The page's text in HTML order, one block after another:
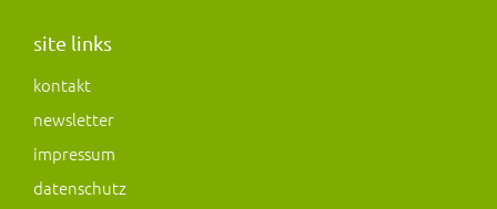
a
r
a
m
b
o
k
site links
kontakt
newsletter
impressum
datenschutz